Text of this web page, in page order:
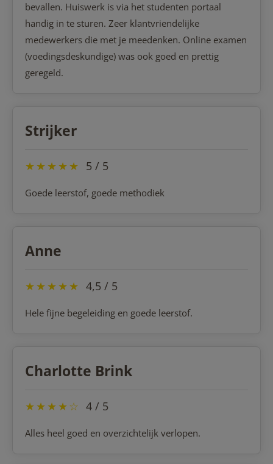
bevallen. Huiswerk is via het studenten portaal
handig in te sturen. Zeer klantvriendelijke
medewerkers die met je meedenken. Online examen
(voedingsdeskundige) was ook goed en prettig
geregeld.
Strijker
★★★★★ 5 / 5
Goede leerstof, goede methodiek
Anne
★★★★★ 4,5 / 5
Hele fijne begeleiding en goede leerstof.
Charlotte Brink
★★★★☆ 4 / 5
Alles heel goed en overzichtelijk verlopen.